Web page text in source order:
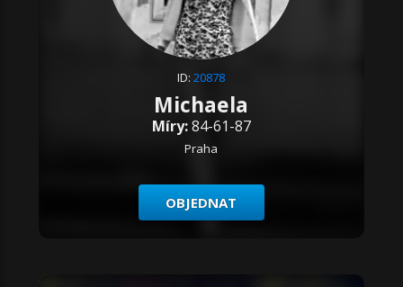
ID:20878
Michaela
Míry:84-61-87
Praha
OBJEDNAT